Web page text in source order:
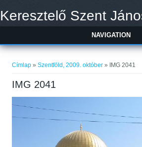
Keresztelő Szent
NAVIGATION
Címlap »Szentföld, 2009. október » IMG 2041
IMG 2041